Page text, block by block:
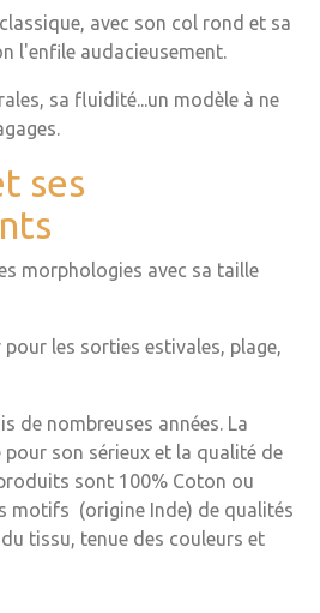
avec son col rond et sa
l'enfile audacieusement.
sa fluidité...un modèle à ne
ses
morphologies avec sa taille
les sorties estivales, plage,
de nombreuses années. La
pour son sérieux et la qualité de
sont 100% Coton ou
motifs (origine Inde) de qualités
tissu, tenue des couleurs et